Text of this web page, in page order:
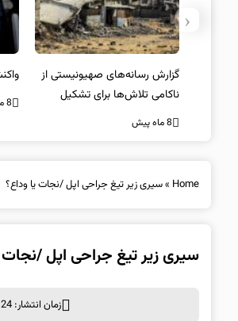
واکنش نتانیاهو به حمله استرالیا
را
‹
Home
»سیری زیر تیغ جراحی اپل /نجات یا وداع؟
سیری زیر تیغ جراحی اپل /نجات
زمان انتشار: 24 آوریل 2025 ساعت 16:36